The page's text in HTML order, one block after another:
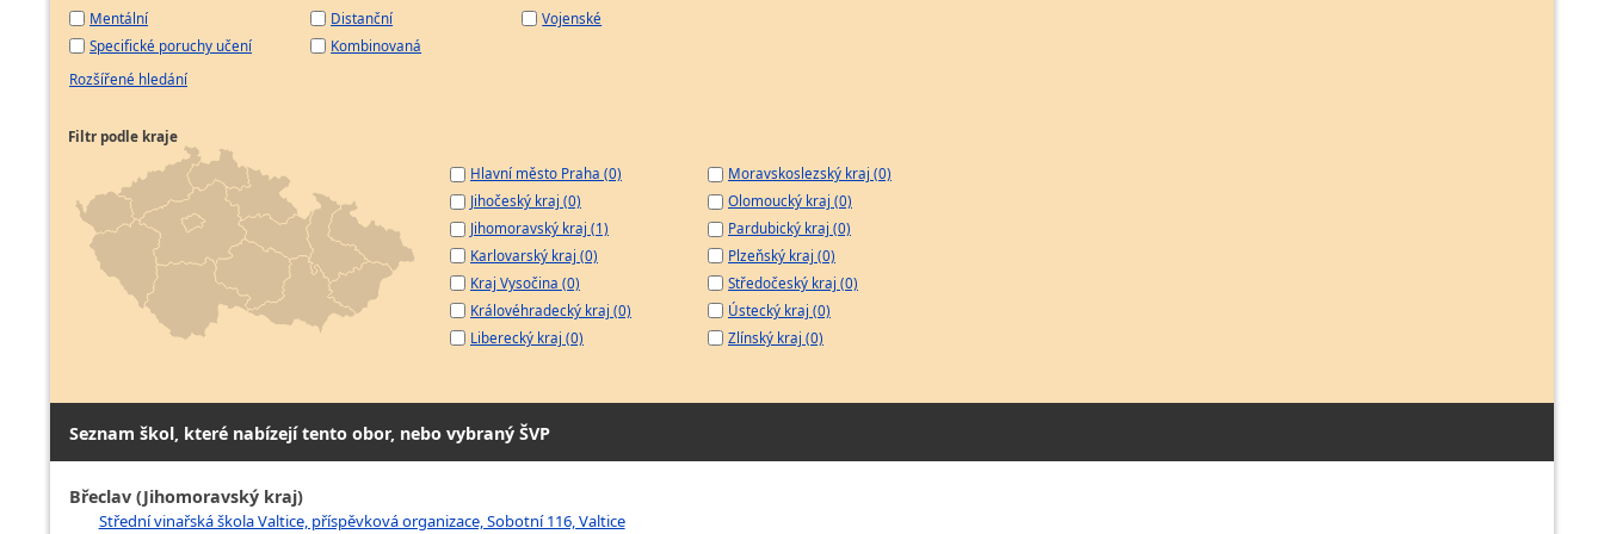
Mentální
Specifické poruchy učení
Distanční
Kombinovaná
Vojenské
Rozšířené hledání
Filtr podle kraje
Hlavní město Praha (0)
Jihočeský kraj (0)
Jihomoravský kraj (1)
Karlovarský kraj (0)
Kraj Vysočina (0)
Královéhradecký kraj (0)
Liberecký kraj (0)
Moravskoslezský kraj (0)
Olomoucký kraj (0)
Pardubický kraj (0)
Plzeňský kraj (0)
Středočeský kraj (0)
Ústecký kraj (0)
Zlínský kraj (0)
Seznam škol, které nabízejí tento obor, nebo vybraný ŠVP
Břeclav (Jihomoravský kraj)
Střední vinařská škola Valtice, příspěvková organizace, Sobotní 116, Valtice